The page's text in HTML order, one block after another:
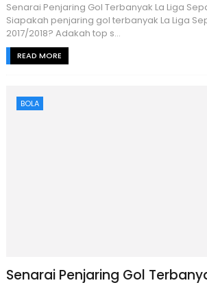
Senarai Penjaring Gol Terbanyak La Liga
Siapakah penjaring gol terbanyak La Liga
2017/2018? Adakah top s...
READ MORE
BOLA
Senarai Penjaring Gol